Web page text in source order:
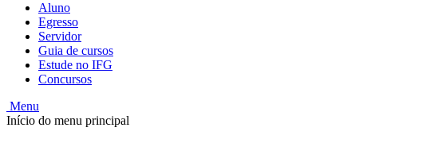
Aluno
Egresso
Servidor
Guia de cursos
Estude no IFG
Concursos
Menu
Início do menu principal